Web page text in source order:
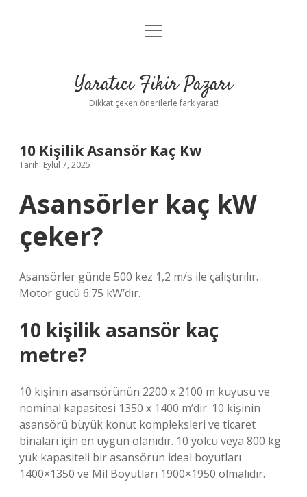
Anasayfa
Yasal Uyarı
menüyü
Yaratıcı Fikir Pazarı
Dikkat çeken önerilerle fark yarat!
10 Kişilik Asansör Kaç Kw
Tarih: Eylül 7, 2025
Asansörler kaç kW
çeker?
Asansörler günde 500 kez 1,2 m/s ile çalıştırılır.
Motor gücü 6.75 kW’dır.
10 kişilik asansör kaç
metre?
10 kişinin asansörünün 2200 x 2100 m kuyusu ve
nominal kapasitesi 1350 x 1400 m’dir. 10 kişinin
asansörü büyük konut kompleksleri ve ticaret
binaları için en uygun olanıdır. 10 yolcu veya 800 kg
yük kapasiteli bir asansörün ideal boyutları
1400×1350 ve Mil Boyutları 1900×1950 olmalıdır.